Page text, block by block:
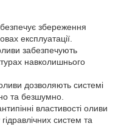
збереження
експлуатації.
забезпечують
навколишнього
дозволяють системі
та безшумно.
властивості оливи
систем та